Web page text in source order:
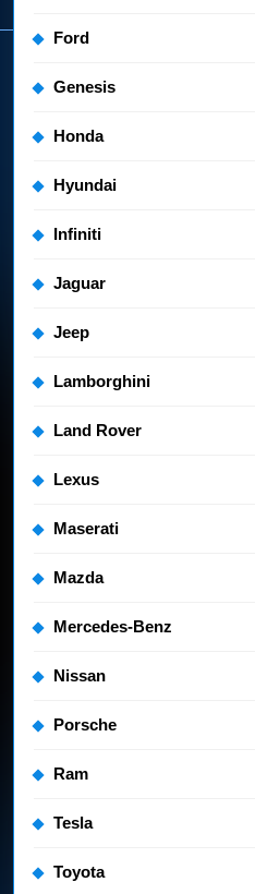
Ford
Genesis
Honda
Hyundai
Infiniti
Jaguar
Jeep
Lamborghini
Land Rover
Lexus
Maserati
Mazda
Mercedes-Benz
Nissan
Porsche
Ram
Tesla
Toyota